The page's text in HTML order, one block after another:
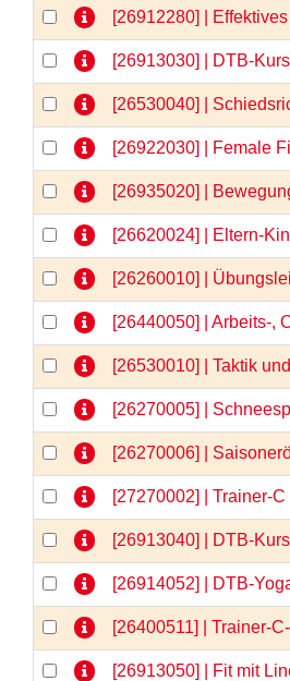
[26912280] |
[26913030] | DTB-
[26530040] |
[26922030] | Female
[26935020] |
[26620024] | Eltern-
[26260010] |
[26440050] | Arbeits-,
[26530010] | Taktik
[26270005] |
[26270006] |
[27270002] | Trainer-
[26913040] | DTB-
[26914052] | DTB-
[26400511] | Trainer-
[26913050] | Fit mit